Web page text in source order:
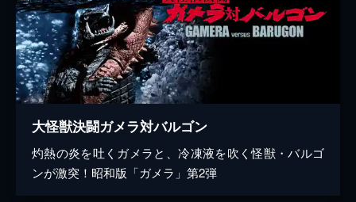
大怪獣決闘ガメラ対バルゴン
灼熱の炎を吐くガメラと、冷凍液を吹く怪獣・バルゴ
ンが激突！昭和版「ガメラ」第2弾